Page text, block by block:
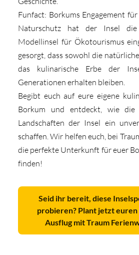
Funfact: Borkums Engagement für
Naturschutz hat der Insel die
Modellinsel für Ökotourismus
gesorgt, dass sowohl die
das kulinarische Erbe der
Generationen erhalten bleiben.
Begibt euch auf eure eigene
Borkum und entdeckt, wie die
Landschaften der Insel ein
schaffen. Wir helfen euch, bei
die perfekte Unterkunft für euer
finden!
Seid ihr bereit, diese
probieren? Plant jetzt
Ausflug mit Traum